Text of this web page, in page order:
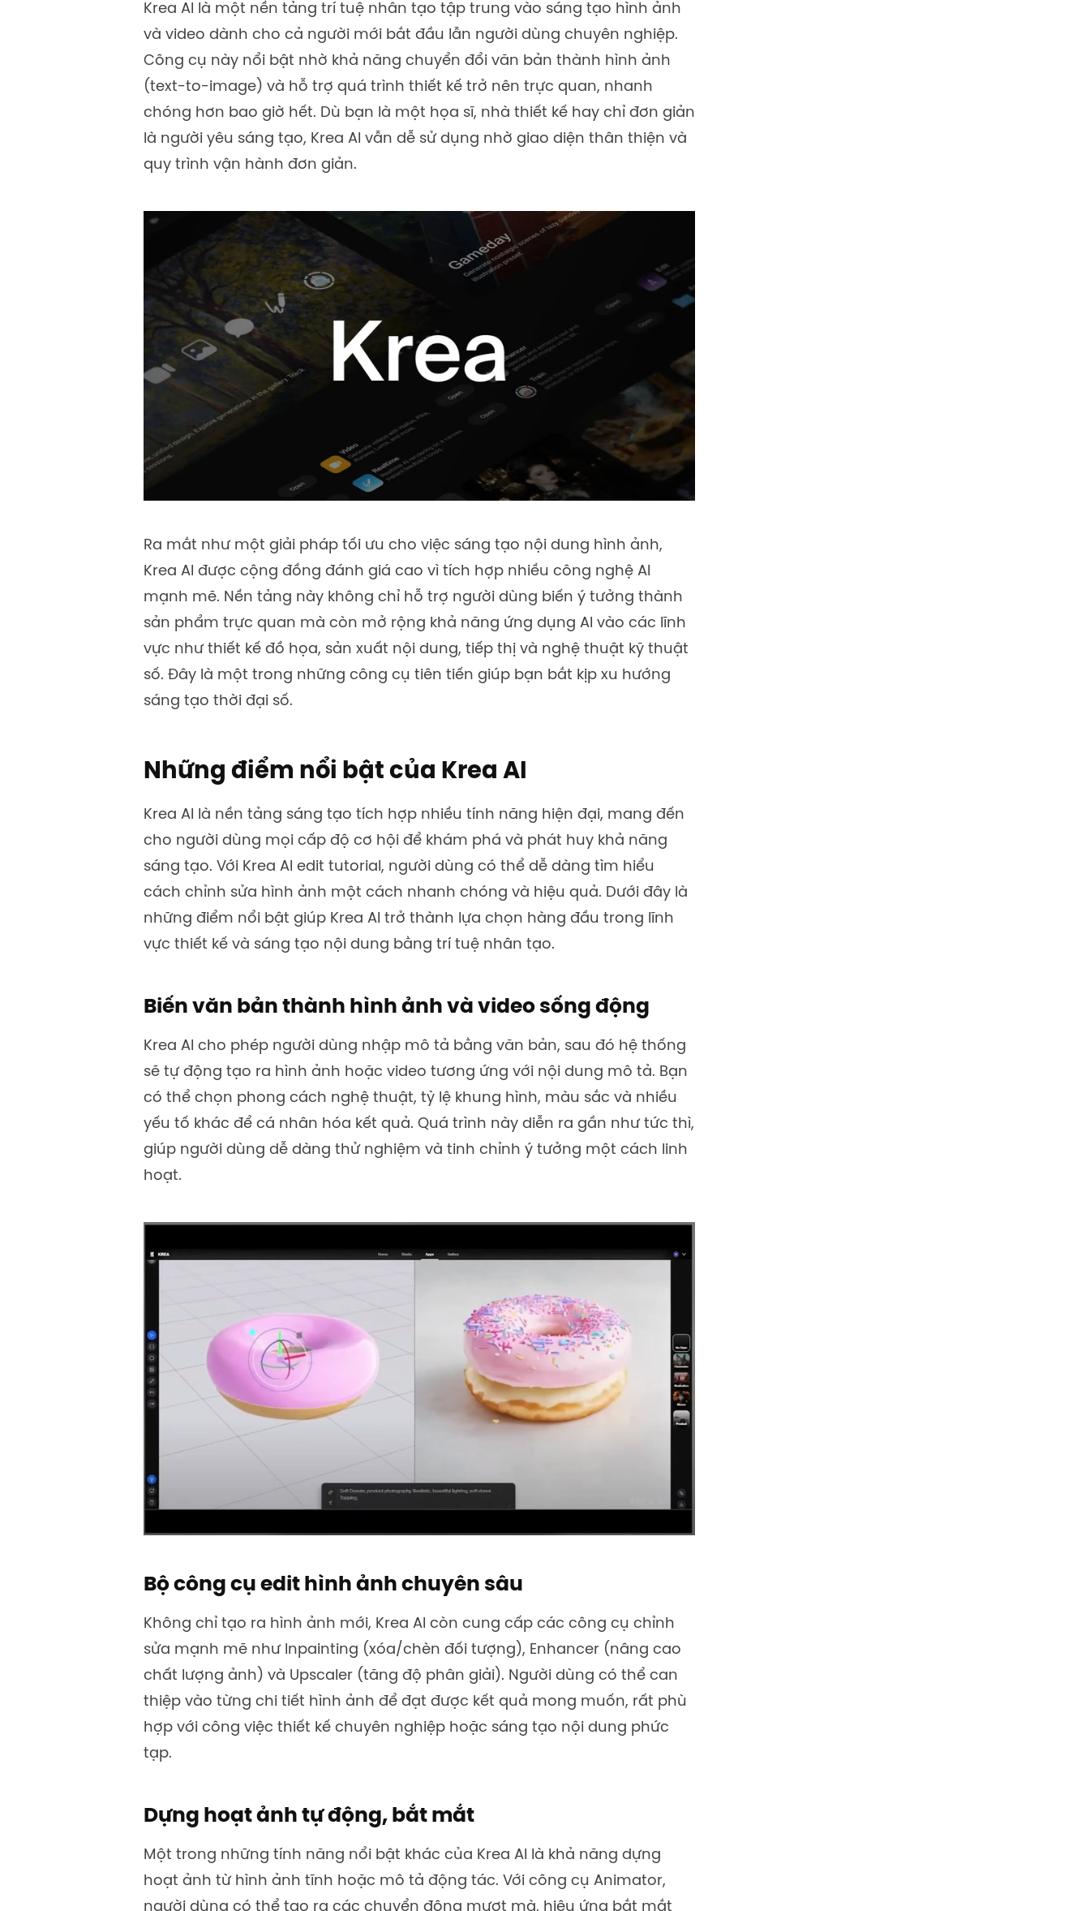
Krea AI là một nền tảng trí tuệ nhân tạo tập trung vào sáng tạo hình ảnh
và video dành cho cả người mới bắt đầu lẫn người dùng chuyên nghiệp.
Công cụ này nổi bật nhờ khả năng chuyển đổi văn bản thành hình ảnh
(text-to-image) và hỗ trợ quá trình thiết kế trở nên trực quan, nhanh
chóng hơn bao giờ hết. Dù bạn là một họa sĩ, nhà thiết kế hay chỉ đơn giản
là người yêu sáng tạo, Krea AI vẫn dễ sử dụng nhờ giao diện thân thiện và
quy trình vận hành đơn giản.
Ra mắt như một giải pháp tối ưu cho việc sáng tạo nội dung hình ảnh,
Krea AI được cộng đồng đánh giá cao vì tích hợp nhiều công nghệ AI
mạnh mẽ. Nền tảng này không chỉ hỗ trợ người dùng biến ý tưởng thành
sản phẩm trực quan mà còn mở rộng khả năng ứng dụng AI vào các lĩnh
vực như thiết kế đồ họa, sản xuất nội dung, tiếp thị và nghệ thuật kỹ thuật
số. Đây là một trong những công cụ tiên tiến giúp bạn bắt kịp xu hướng
sáng tạo thời đại số.
Những điểm nổi bật của Krea AI
Krea AI là nền tảng sáng tạo tích hợp nhiều tính năng hiện đại, mang đến
cho người dùng mọi cấp độ cơ hội để khám phá và phát huy khả năng
sáng tạo. Với Krea AI edit tutorial, người dùng có thể dễ dàng tìm hiểu
cách chỉnh sửa hình ảnh một cách nhanh chóng và hiệu quả. Dưới đây là
những điểm nổi bật giúp Krea AI trở thành lựa chọn hàng đầu trong lĩnh
vực thiết kế và sáng tạo nội dung bằng trí tuệ nhân tạo.
Biến văn bản thành hình ảnh và video sống động
Krea AI cho phép người dùng nhập mô tả bằng văn bản, sau đó hệ thống
sẽ tự động tạo ra hình ảnh hoặc video tương ứng với nội dung mô tả. Bạn
có thể chọn phong cách nghệ thuật, tỷ lệ khung hình, màu sắc và nhiều
yếu tố khác để cá nhân hóa kết quả. Quá trình này diễn ra gần như tức thì,
giúp người dùng dễ dàng thử nghiệm và tinh chỉnh ý tưởng một cách linh
hoạt.
Bộ công cụ edit hình ảnh chuyên sâu
Không chỉ tạo ra hình ảnh mới, Krea AI còn cung cấp các công cụ chỉnh
sửa mạnh mẽ như Inpainting (xóa/chèn đối tượng), Enhancer (nâng cao
chất lượng ảnh) và Upscaler (tăng độ phân giải). Người dùng có thể can
thiệp vào từng chi tiết hình ảnh để đạt được kết quả mong muốn, rất phù
hợp với công việc thiết kế chuyên nghiệp hoặc sáng tạo nội dung phức
tạp.
Dựng hoạt ảnh tự động, bắt mắt
Một trong những tính năng nổi bật khác của Krea AI là khả năng dựng
hoạt ảnh từ hình ảnh tĩnh hoặc mô tả động tác. Với công cụ Animator,
người dùng có thể tạo ra các chuyển động mượt mà, hiệu ứng bắt mắt